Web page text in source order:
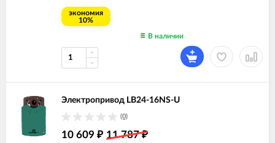
экономия
10%
В наличии
Электропривод LB24-16NS-U
(0)
10 609 ₽ 11 787₽